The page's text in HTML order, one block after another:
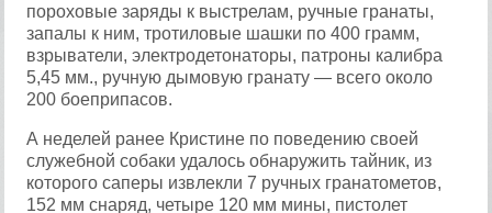
пороховые заряды к выстрелам, ручные гранаты,
запалы к ним, тротиловые шашки по 400 грамм,
взрыватели, электродетонаторы, патроны калибра
5,45 мм., ручную дымовую гранату — всего около
200 боеприпасов.
А неделей ранее Кристине по поведению своей
служебной собаки удалось обнаружить тайник, из
которого саперы извлекли 7 ручных гранатометов,
152 мм снаряд, четыре 120 мм мины, пистолет